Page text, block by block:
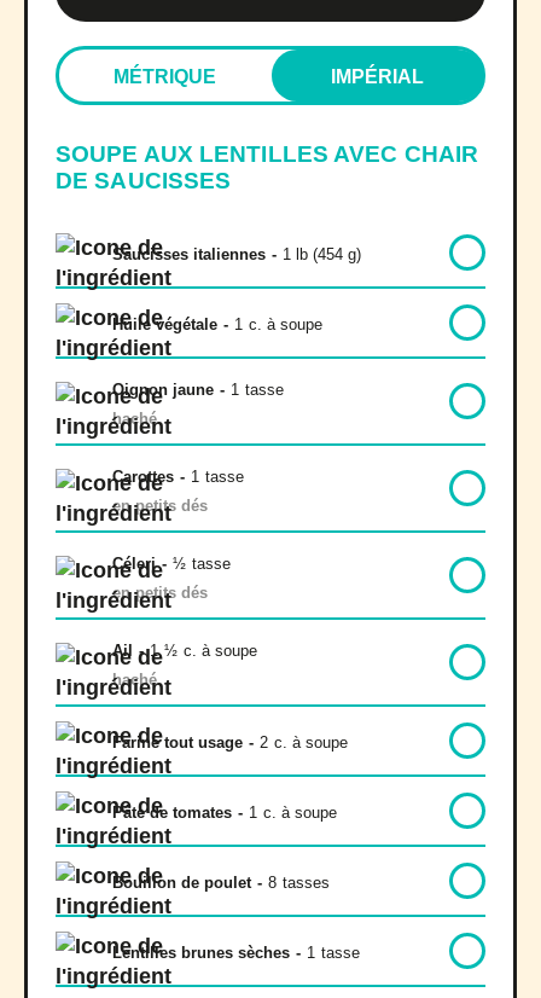
MÉTRIQUE IMPÉRIAL
SOUPE AUX LENTILLES AVEC CHAIR
DE SAUCISSES
Saucisses italiennes - 1 lb (454 g)
Huile végétale - 1 c. à soupe
Oignon jaune - 1 tasse
haché
Carottes - 1 tasse
en petits dés
Céleri - ½ tasse
en petits dés
Ail - 1 ½ c. à soupe
haché
Farine tout usage - 2 c. à soupe
Pâte de tomates - 1 c. à soupe
Bouillon de poulet - 8 tasses
Lentilles brunes sèches - 1 tasse